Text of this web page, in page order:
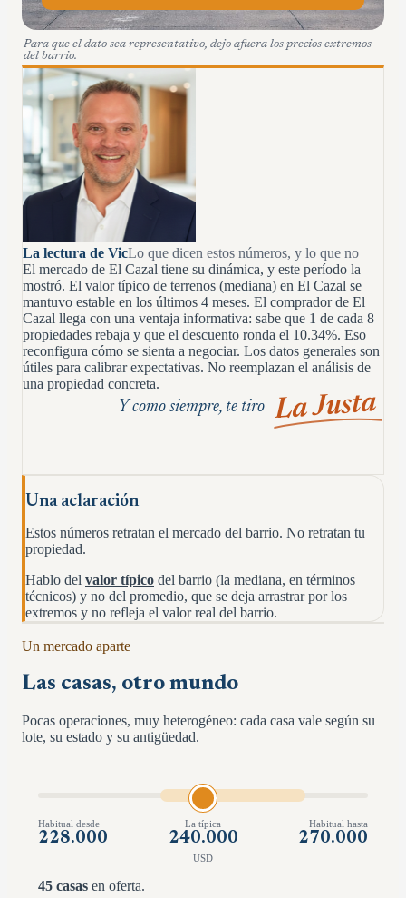
Para que el dato sea representativo, dejo afuera los precios extremos
del barrio.
La lectura de VicLo que dicen estos números, y lo que no
El mercado de El Cazal tiene su dinámica, y este período la
mostró. El valor típico de terrenos (mediana) en El Cazal se
mantuvo estable en los últimos 4 meses. El comprador de El
Cazal llega con una ventaja informativa: sabe que 1 de cada 8
propiedades rebaja y que el descuento ronda el 10.34%. Eso
reconfigura cómo se sienta a negociar. Los datos generales son
útiles para calibrar expectativas. No reemplazan el análisis de
una propiedad concreta.
Y como siempre, te tiro La Justa
Una aclaración
Estos números retratan el mercado del barrio. No retratan tu
propiedad.
Hablo del valor típico del barrio (la mediana, en términos
técnicos) y no del promedio, que se deja arrastrar por los
extremos y no refleja el valor real del barrio.
Un mercado aparte
Las casas, otro mundo
Pocas operaciones, muy heterogéneo: cada casa vale según su
lote, su estado y su antigüedad.
Habitual desde
228.000
La típica
240.000
Habitual hasta
270.000
USD
45 casas en oferta.